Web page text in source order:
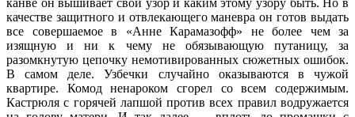
качестве защитного и отвлекающего маневра он готов выдать
все совершаемое в «Анне Карамазофф» не более чем за
изящную и ни к чему не обязывающую путаницу, за
разомкнутую цепочку немотивированных сюжетных ошибок.
В самом деле. Узбечки случайно оказываются в чужой
квартире. Комод ненароком сгорел со всем содержимым.
Кастрюля с горячей лапшой против всех правил водружается